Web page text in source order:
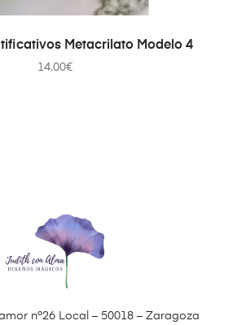
AÑADIR AL CARRITOMetacrilato Modelo 4
14.00€
nº26 Local – 50018 – Zaragoza